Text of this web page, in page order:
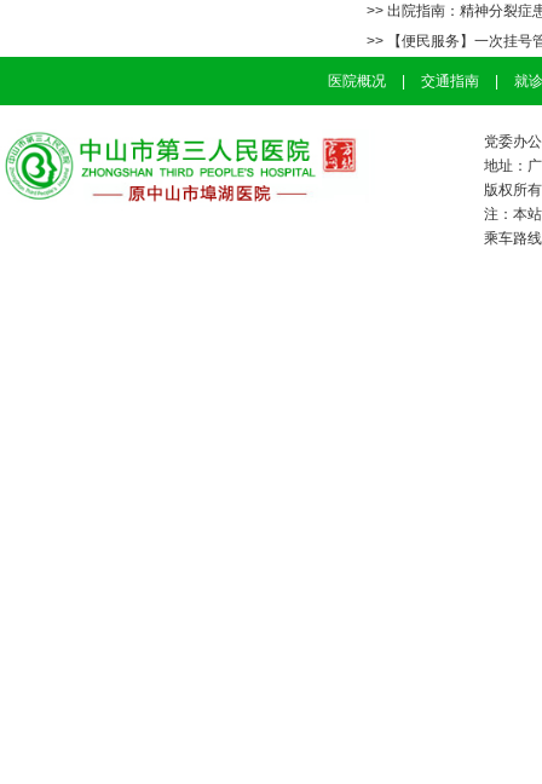
>> 出院指南：精神分裂症
>> 【便民服务】一次挂号
医院概况 交通指南 就
党委办
地址：
版权所
注：本
乘车路